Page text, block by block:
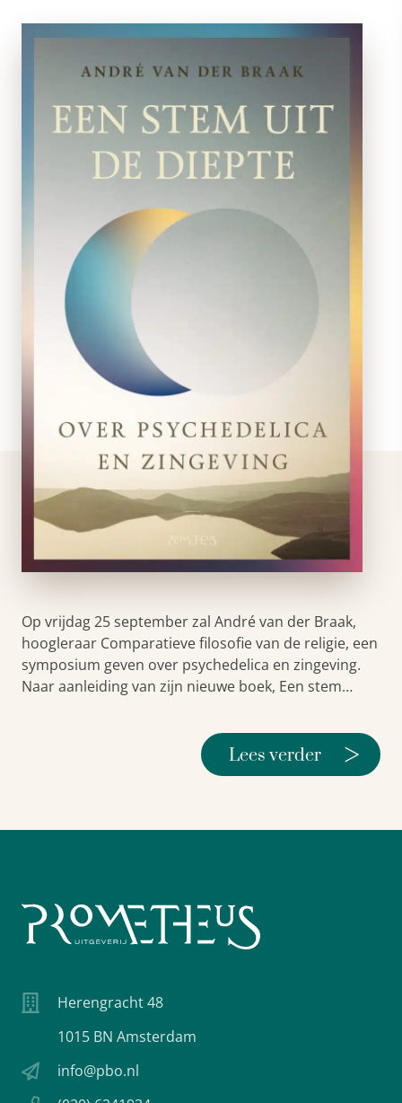
Op vrijdag 25 september zal André van der Braak,
hoogleraar Comparatieve filosofie van de religie, een
symposium geven over psychedelica en zingeving.
Naar aanleiding van zijn nieuwe boek, Een stem…
Lees verder >
Herengracht 48
1015 BN Amsterdam
info@pbo.nl